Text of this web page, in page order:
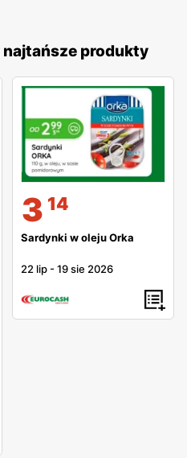
najtańsze produkty
3 14
Sardynki w oleju Orka
22 lip -19 sie 2026